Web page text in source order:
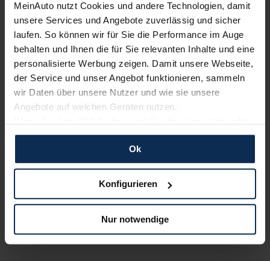
MeinAuto nutzt Cookies und andere Technologien, damit
unsere Services und Angebote zuverlässig und sicher
laufen. So können wir für Sie die Performance im Auge
behalten und Ihnen die für Sie relevanten Inhalte und eine
personalisierte Werbung zeigen. Damit unsere Webseite,
der Service und unser Angebot funktionieren, sammeln
wir Daten über unsere Nutzer und wie sie unsere
Angebote auf welchen Geräten nutzen.
und erlauben uns Cookies für unseren Service zu
verwenden und diese Daten an Dritte weiterzugeben,
etwa an unsere Marketingpartner. Falls Sie dem nicht
zustimmen möchten, beschränken wir uns auf die
dann nicht auf Sie zuschneiden und Sie somit nicht
perfekt auf dem Weg zu Ihrem Neuwagen unterstützen.
Sie können die Einstellungen jederzeit anpassen oder
Ok
Konfigurieren
Nur notwendige
Wir sind stolz auf eine hohe
Kundenzufriedenheit!
MeinAuto.de hat langjährige Erfahrungen auf dem
Neuwagenmarkt in Deutschland. Unsere Kunden haben
dadurch ihr Wunschauto zum Top-Rabatt erhalten und
Sehen Sie sich unsere Bewertungen an: